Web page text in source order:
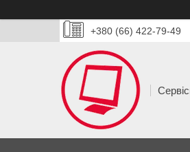
+380 (66) 422-79-49